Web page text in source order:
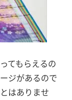
てもらえるの
ジがあるので
はありませ